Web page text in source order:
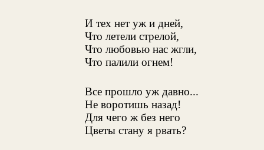
И тех нет уж и дней,
Что летели стрелой,
Что любовью нас жгли,
Что палили огнем!
Все прошло уж давно...
Не воротишь назад!
Для чего ж без него
Цветы стану я рвать?